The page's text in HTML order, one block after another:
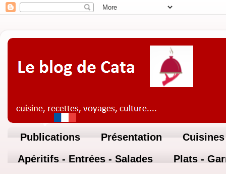
Publications Présentation
Apéritifs - Entrées - Salades
Plats -